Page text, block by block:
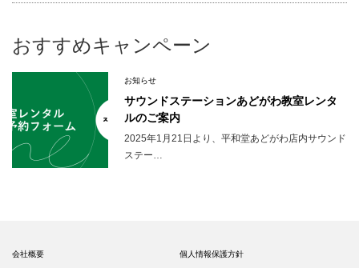
おすすめキャンペーン
お知らせ
サウンドステーションあどがわ教室レンタ
ルのご案内
2025年1月21日より、平和堂あどがわ店内サウンド
ステー…
会社概要 個人情報保護方針